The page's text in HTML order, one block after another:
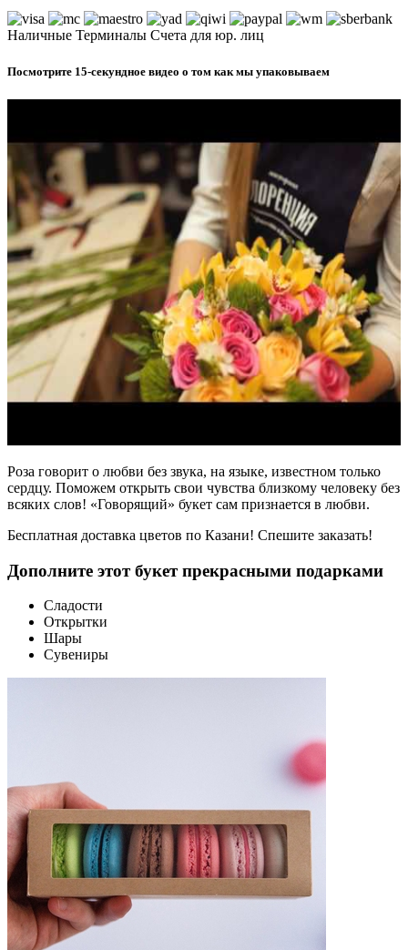
Наличные Терминалы Счета для юр. лиц
Посмотрите 15-секундное видео о том как мы упаковываем
Роза говорит о любви без звука, на языке, известном только
сердцу. Поможем открыть свои чувства близкому человеку без
всяких слов! «Говорящий» букет сам признается в любви.
Бесплатная доставка цветов по Казани! Спешите заказать!
Дополните этот букет прекрасными подарками
Сладости
Открытки
Шары
Сувениры